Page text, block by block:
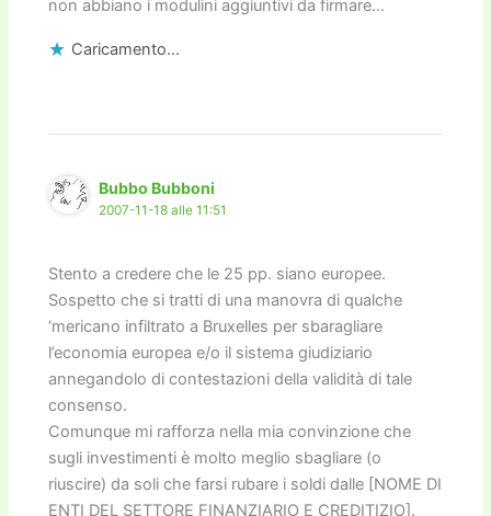
non abbiano i modulini aggiuntivi da firmare…
Caricamento...
Bubbo Bubboni
2007-11-18 alle 11:51
Stento a credere che le 25 pp. siano europee.
Sospetto che si tratti di una manovra di qualche
‘mericano infiltrato a Bruxelles per sbaragliare
l’economia europea e/o il sistema giudiziario
annegandolo di contestazioni della validità di tale
consenso.
Comunque mi rafforza nella mia convinzione che
sugli investimenti è molto meglio sbagliare (o
riuscire) da soli che farsi rubare i soldi dalle [NOME DI
ENTI DEL SETTORE FINANZIARIO E CREDITIZIO].